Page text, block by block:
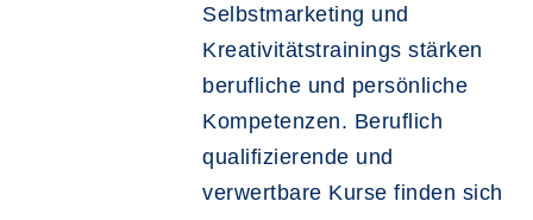
Selbstmarketing und
Kreativitätstrainings stärken
berufliche und persönliche
Kompetenzen. Beruflich
qualifizierende und
verwertbare Kurse finden sich